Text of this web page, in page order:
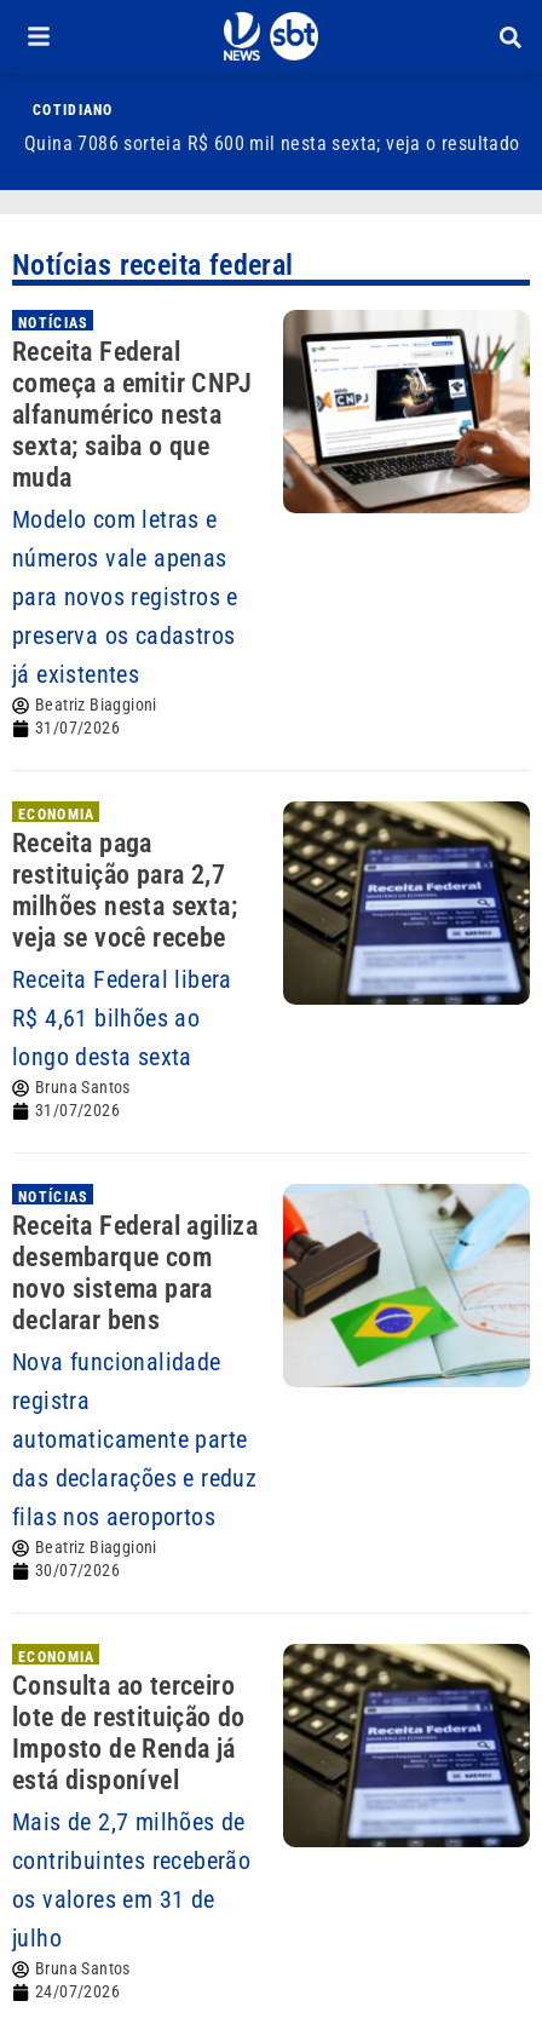
COTIDIANO
Quina 7086 sorteia R$ 600 mil nesta sexta; veja o resultado
Notícias receita federal
NOTÍCIAS
Receita Federal
começa a emitir CNPJ
alfanumérico nesta
sexta; saiba o que
muda
Modelo com letras e
números vale apenas
para novos registros e
preserva os cadastros
já existentes
Beatriz Biaggioni
31/07/2026
ECONOMIA
Receita paga
restituição para 2,7
milhões nesta sexta;
veja se você recebe
Receita Federal libera
R$ 4,61 bilhões ao
longo desta sexta
Bruna Santos
31/07/2026
NOTÍCIAS
Receita Federal agiliza
desembarque com
novo sistema para
declarar bens
Nova funcionalidade
registra
automaticamente parte
das declarações e reduz
filas nos aeroportos
Beatriz Biaggioni
30/07/2026
ECONOMIA
Consulta ao terceiro
lote de restituição do
Imposto de Renda já
está disponível
Mais de 2,7 milhões de
contribuintes receberão
os valores em 31 de
julho
Bruna Santos
24/07/2026